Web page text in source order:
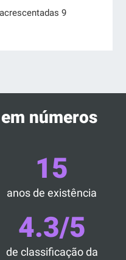
9
números
15
anos de existência
4.3/5
de classificação da